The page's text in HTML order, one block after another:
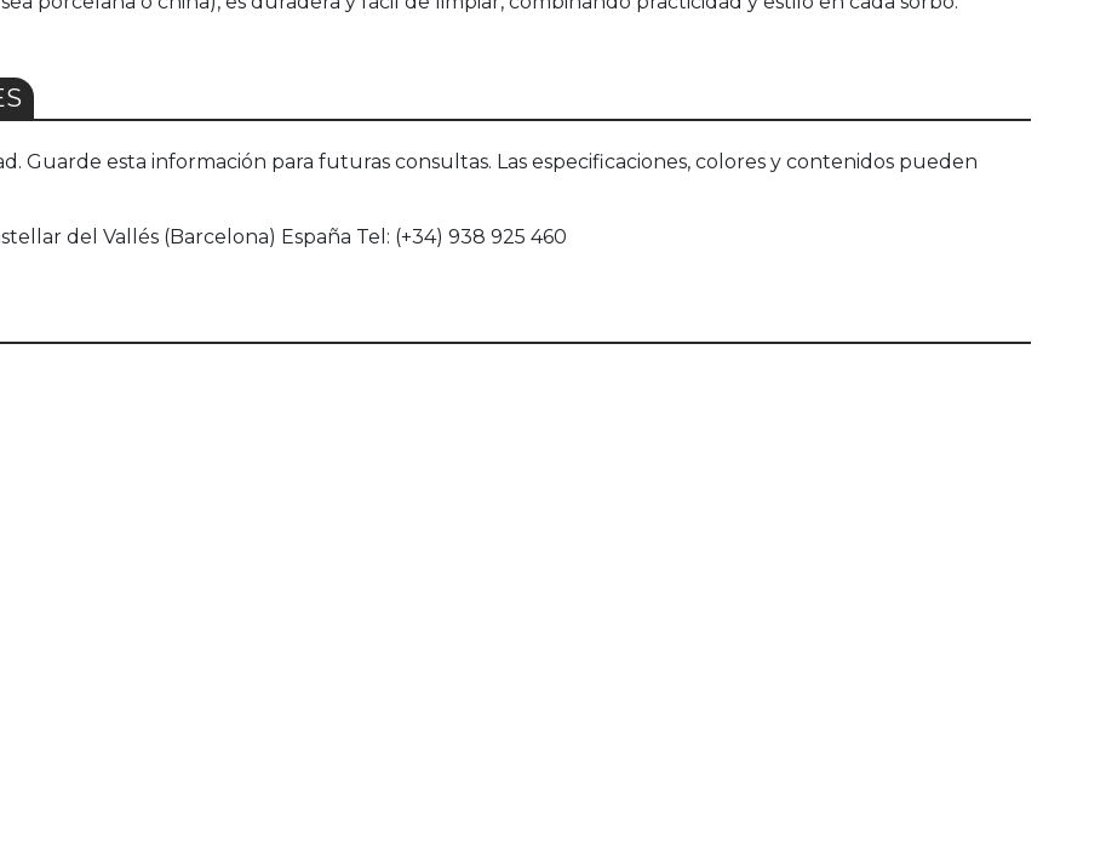
Guarde esta información para futuras consultas. Las especificaciones, colores y contenidos pueden
del Vallés (Barcelona) España Tel: (+34) 938 925 460